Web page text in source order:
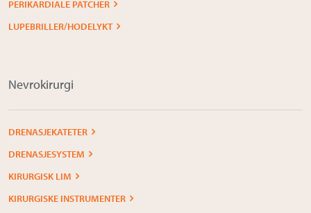
PERIKARDIALE PATCHER
LUPEBRILLER/HODELYKT
Nevrokirurgi
DRENASJEKATETER
DRENASJESYSTEM
KIRURGISK LIM
KIRURGISKE INSTRUMENTER